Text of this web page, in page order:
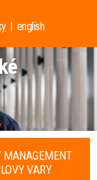
english
MANAGEMENT
VARY